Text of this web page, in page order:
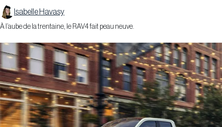
Isabelle Havasy
À l’aube de la trentaine, le RAV4 fait peau neuve.